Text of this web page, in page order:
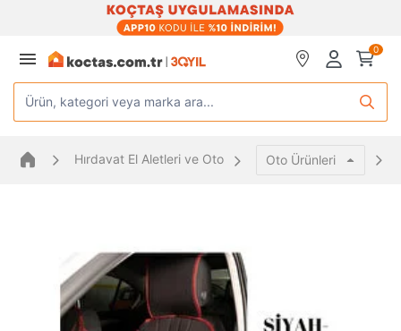
0
Ürün, kategori veya marka ara...
Hırdavat El Aletleri ve Oto Oto Ürünleri